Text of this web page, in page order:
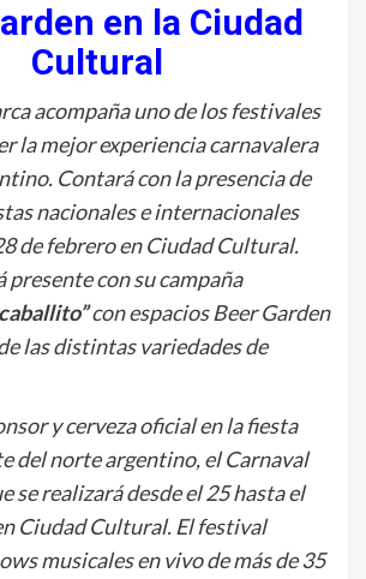
en la Ciudad
Cultural
acompaña uno de los festivales
la mejor experiencia carnavalera
Contará con la presencia de
nacionales e internacionales
de febrero en Ciudad Cultural.
presente con su campaña
con espacios Beer Garden
las distintas variedades de
y cerveza oficial en la fiesta
del norte argentino, el Carnaval
se realizará desde el 25 hasta el
Ciudad Cultural. El festival
musicales en vivo de más de 35